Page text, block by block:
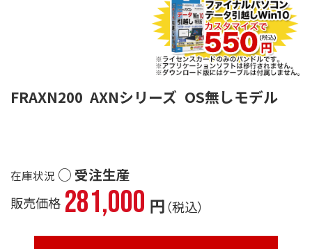
FRAXN200 AXNシリーズ OS無しモデル
○ 受注生産
販売価格 281,000 円（税込）